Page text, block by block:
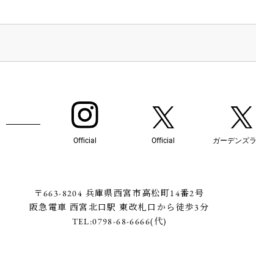
Official Official ガーデンズ
〒663-8204 兵庫県西宮市高松町14番2号
阪急電車 西宮北口駅 東改札口から徒歩3分
TEL:0798-68-6666(代)